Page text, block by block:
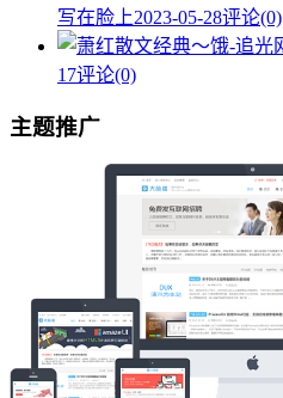
写在脸上2023-05-28评论(0)
17评论(0)
主题推广